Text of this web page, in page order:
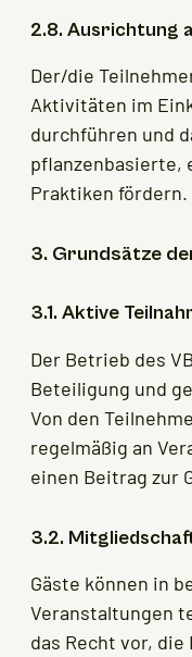
2.8. Ausrichtung
Der/die
Aktivitäten im
durchführen und
pflanzenbasierte,
Praktiken fördern.
3. Grundsätze
3.1. Aktive
Der Betrieb des
Beteiligung und
Von den
regelmäßig an
einen Beitrag zur
3.2.
Gäste können in
Veranstaltungen
das Recht vor,